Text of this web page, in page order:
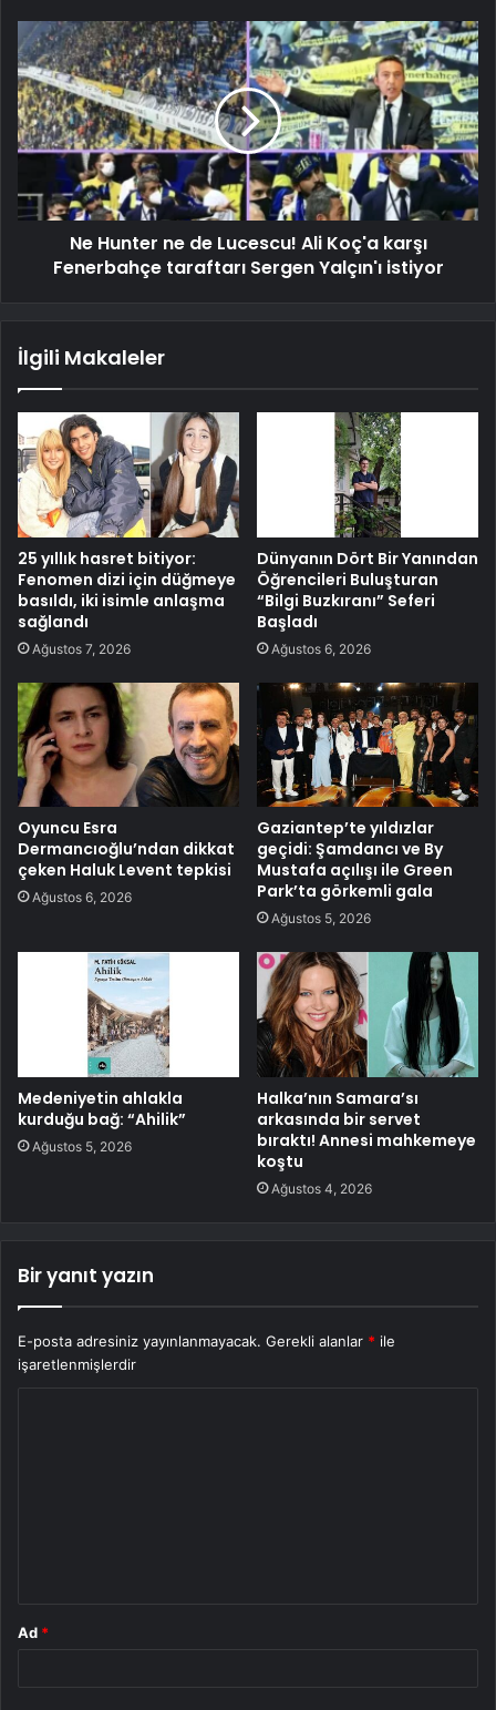
Ne Hunter ne de Lucescu! Ali Koç'a karşı
Fenerbahçe taraftarı Sergen Yalçın'ı istiyor
İlgili Makaleler
25 yıllık hasret bitiyor:
Fenomen dizi için düğmeye
basıldı, iki isimle anlaşma
sağlandı
Ağustos 7, 2026
Dünyanın Dört Bir Yanından
Öğrencileri Buluşturan
“Bilgi Buzkıranı” Seferi
Başladı
Ağustos 6, 2026
Oyuncu Esra
Dermancıoğlu’ndan dikkat
çeken Haluk Levent tepkisi
Ağustos 6, 2026
Gaziantep’te yıldızlar
geçidi: Şamdancı ve By
Mustafa açılışı ile Green
Park’ta görkemli gala
Ağustos 5, 2026
Medeniyetin ahlakla
kurduğu bağ: “Ahilik”
Ağustos 5, 2026
Halka’nın Samara’sı
arkasında bir servet
bıraktı! Annesi mahkemeye
koştu
Ağustos 4, 2026
Bir yanıt yazın
E-posta adresiniz yayınlanmayacak. Gerekli alanlar * ile
işaretlenmişlerdir
Ad *